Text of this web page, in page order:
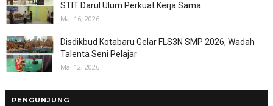
STIT Darul Ulum Perkuat Kerja Sama
Mai 16, 2026
Disdikbud Kotabaru Gelar FLS3N SMP 2026, Wadah
Talenta Seni Pelajar
Mai 12, 2026
PENGUNJUNG